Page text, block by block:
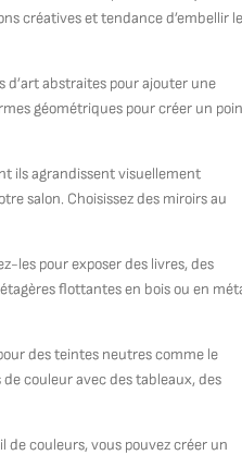
créatives et tendance d’embellir
d’art abstraites pour ajouter une
géométriques pour créer un
ils agrandissent visuellement
salon. Choisissez des miroirs au
les pour exposer des livres, des
flottantes en bois ou en
des teintes neutres comme le
couleur avec des tableaux, des
couleurs, vous pouvez créer un